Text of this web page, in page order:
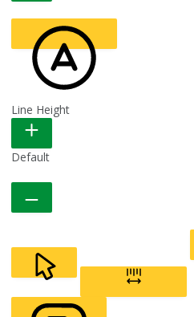
READABLE FONT
Line Height
Default
CURSOR